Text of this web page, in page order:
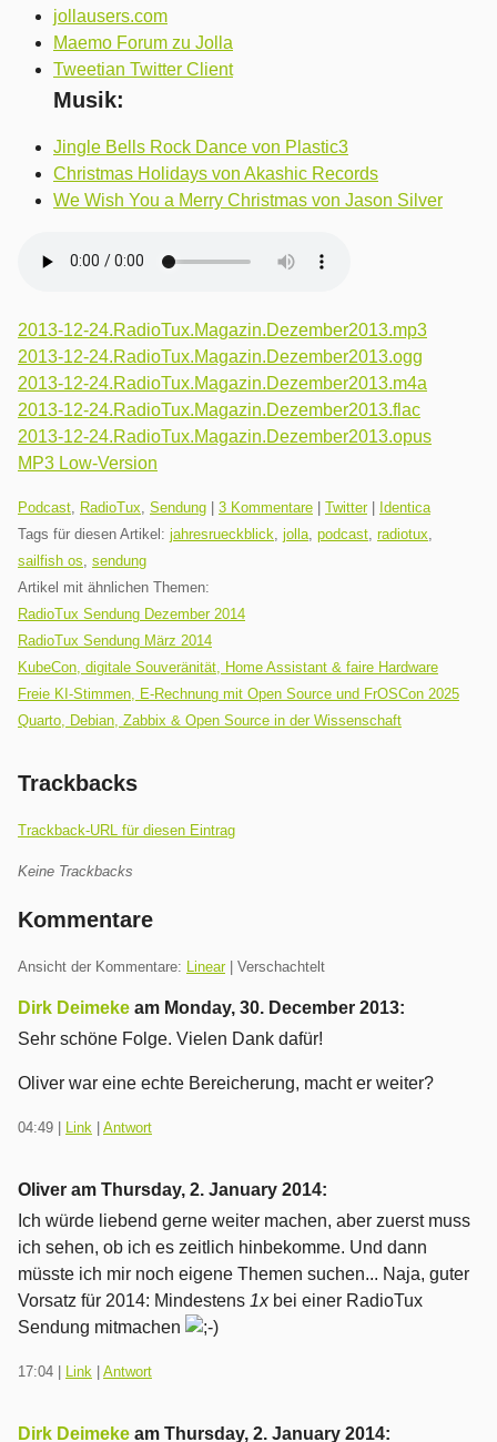
jollausers.com
Maemo Forum zu Jolla
Tweetian Twitter Client
Musik:
Jingle Bells Rock Dance von Plastic3
Christmas Holidays von Akashic Records
We Wish You a Merry Christmas von Jason Silver
2013-12-24.RadioTux.Magazin.Dezember2013.mp3
2013-12-24.RadioTux.Magazin.Dezember2013.ogg
2013-12-24.RadioTux.Magazin.Dezember2013.m4a
2013-12-24.RadioTux.Magazin.Dezember2013.flac
2013-12-24.RadioTux.Magazin.Dezember2013.opus
MP3 Low-Version
Kategorien:
Podcast RadioTux Sendung 3 Kommentare Twitter|
Identica
Tags für diesen Artikel: jahresrueckblick jolla podcast radiotux
sailfish os sendung
Artikel mit ähnlichen Themen:
RadioTux Sendung Dezember 2014
RadioTux Sendung März 2014
KubeCon, digitale Souveränität, Home Assistant & faire Hardware
Freie KI-Stimmen, E-Rechnung mit Open Source und FrOSCon 2025
Quarto, Debian, Zabbix & Open Source in der Wissenschaft
Trackbacks
Trackback-URL für diesen Eintrag
Keine Trackbacks
Kommentare
Ansicht der Kommentare: Linear| Verschachtelt
Dirk Deimeke am Monday, 30. December 2013:
Sehr schöne Folge. Vielen Dank dafür!
Oliver war eine echte Bereicherung, macht er weiter?
04:49 Link Antwort
Oliver am Thursday, 2. January 2014:
Ich würde liebend gerne weiter machen, aber zuerst muss
ich sehen, ob ich es zeitlich hinbekomme. Und dann
müsste ich mir noch eigene Themen suchen... Naja, guter
Vorsatz für 2014: Mindestens 1xbei einer RadioTux
Sendung mitmachen
17:04 Link Antwort
Dirk Deimeke am Thursday, 2. January 2014: